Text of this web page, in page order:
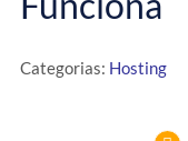
Categorias: Hosting